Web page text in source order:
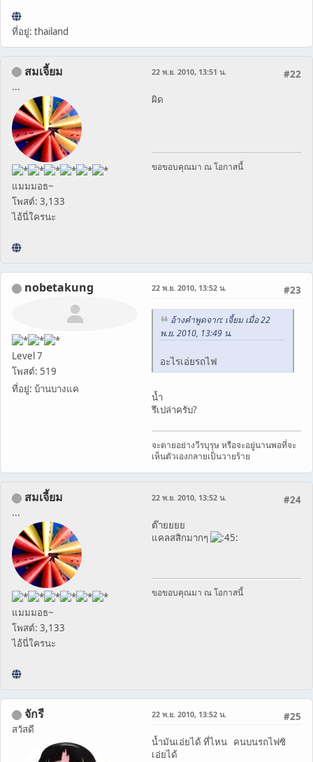
ที่อยู่: thailand
สมเจี้ยม
...
แมมมอธ~
โพสต์: 3,133
ไอ้นี่ใครนะ
#22
22 พ.ย. 2010, 13:51 น.
ผิด
ขอขอบคุณมา ณ โอกาสนี้
nobetakung
Level 7
โพสต์: 519
ที่อยู่: บ้านบางแค
#23
22 พ.ย. 2010, 13:52 น.
อ้างคำพูดจาก: เจี้ยม เมื่อ 22
พ.ย. 2010, 13:49 น.
อะไรเอ่ยรถไฟ
น้ำ
รึเปล่าครับ?
จะตายอย่างวีรบุรุษ หรือจะอยู่นานพอที่จะ
เห็นตัวเองกลายเป็นวายร้าย
สมเจี้ยม
...
แมมมอธ~
โพสต์: 3,133
ไอ้นี่ใครนะ
#24
22 พ.ย. 2010, 13:52 น.
ต๊ายยยย
แคลสสิกมากๆ
ขอขอบคุณมา ณ โอกาสนี้
จักรี
สวัสดี
#25
22 พ.ย. 2010, 13:52 น.
น้ำมันเอ่ยได้ ที่ไหน คนบนรถไฟซิ
เอ่ยได้